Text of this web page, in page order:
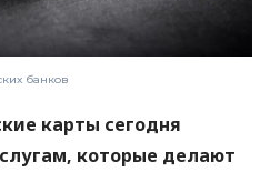
банков
карты сегодня
которые делают